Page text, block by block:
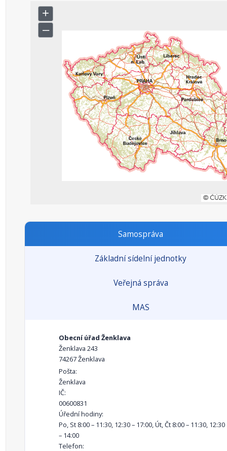
Samospráva
Základní sídelní jednotky
Veřejná správa
MAS
Obecní úřad Ženklava
Ženklava 243
74267 Ženklava
Pošta:
Ženklava
IČ:
00600831
Úřední hodiny:
Po, St 8:00 – 11:30, 12:30 – 17:00, Út, Čt 8:00 – 11:30, 12:30
– 14:00
Telefon: